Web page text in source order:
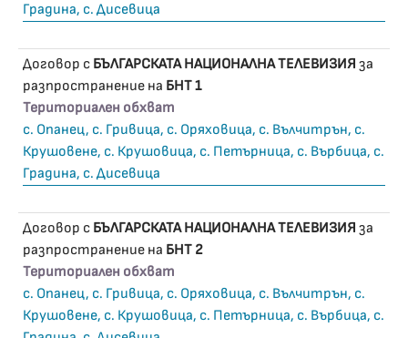
Градина, с. Дисевица
Договор с БЪЛГАРСКАТА НАЦИОНАЛНА ТЕЛЕВИЗИЯ за
разпространение на БНТ 1
Териториален обхват
с. Опанец, с. Гривица, с. Оряховица, с. Вълчитрън, с.
Крушовене, с. Крушовица, с. Петърница, с. Върбица, с.
Градина, с. Дисевица
Договор с БЪЛГАРСКАТА НАЦИОНАЛНА ТЕЛЕВИЗИЯ за
разпространение на БНТ 2
Териториален обхват
с. Опанец, с. Гривица, с. Оряховица, с. Вълчитрън, с.
Крушовене, с. Крушовица, с. Петърница, с. Върбица, с.